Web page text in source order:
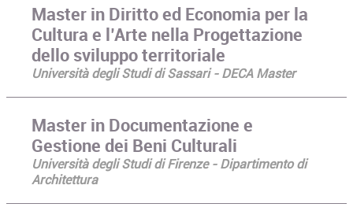
Master in Diritto ed Economia per la
Cultura e l’Arte nella Progettazione
dello sviluppo territoriale
Università degli Studi di Sassari - DECA Master
Master in Documentazione e
Gestione dei Beni Culturali
Università degli Studi di Firenze - Dipartimento di
Architettura